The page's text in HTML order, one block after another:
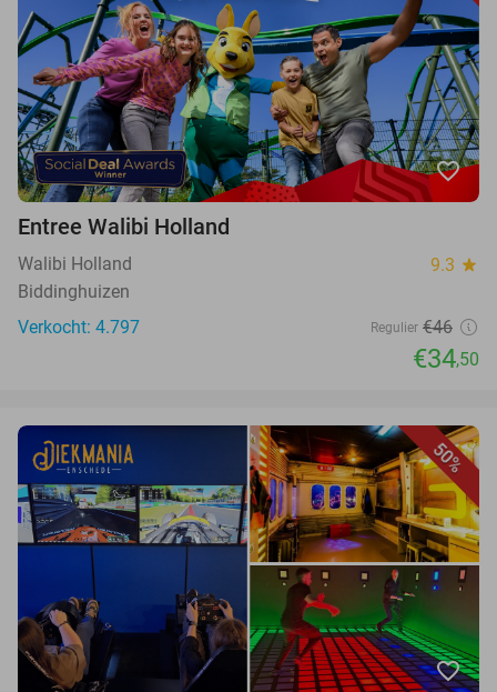
favorite_border
Entree Walibi Holland
Walibi Holland 9.3 star
Biddinghuizen
Verkocht: 4.797
Regulier €46
€34,50
50%
favorite_border